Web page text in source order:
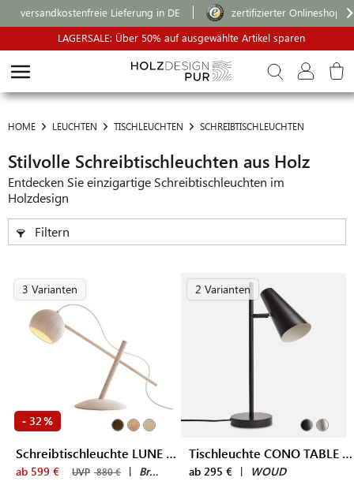
versandkostenfreie Lieferung in DE
zertifizierter Onlineshop
LAGERSALE: Über 50% auf ausgewählte Artikel sparen
HOME LEUCHTEN TISCHLEUCHTEN SCHREIBTISCHLEUCHTEN
Stilvolle Schreibtischleuchten aus Holz
Entdecken Sie einzigartige Schreibtischleuchten im
Holzdesign
Filtern
3 Varianten
- 32 %
Schreibtischleuchte LUNE LAMP
ab 599 € UVP 880 € | Brdr. Krüger
2 Varianten
Tischleuchte CONO TABLE LAMP
ab 295 € | WOUD